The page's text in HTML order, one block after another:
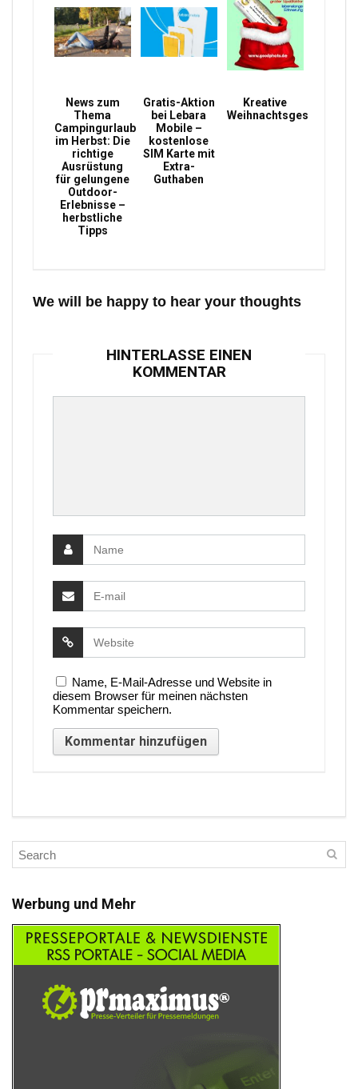
News zum
Thema
Campingurlaub
im Herbst: Die
richtige
Ausrüstung
für gelungene
Outdoor-
Erlebnisse –
herbstliche
Tipps
Gratis-Aktion
bei Lebara
Mobile –
kostenlose
SIM Karte mit
Extra-
Guthaben
Kreative
Weihnachtsgeschenke
We will be happy to hear your thoughts
HINTERLASSE EINEN
KOMMENTAR
Name, E-Mail-Adresse und Website in
diesem Browser für meinen nächsten
Kommentar speichern.
Werbung und Mehr